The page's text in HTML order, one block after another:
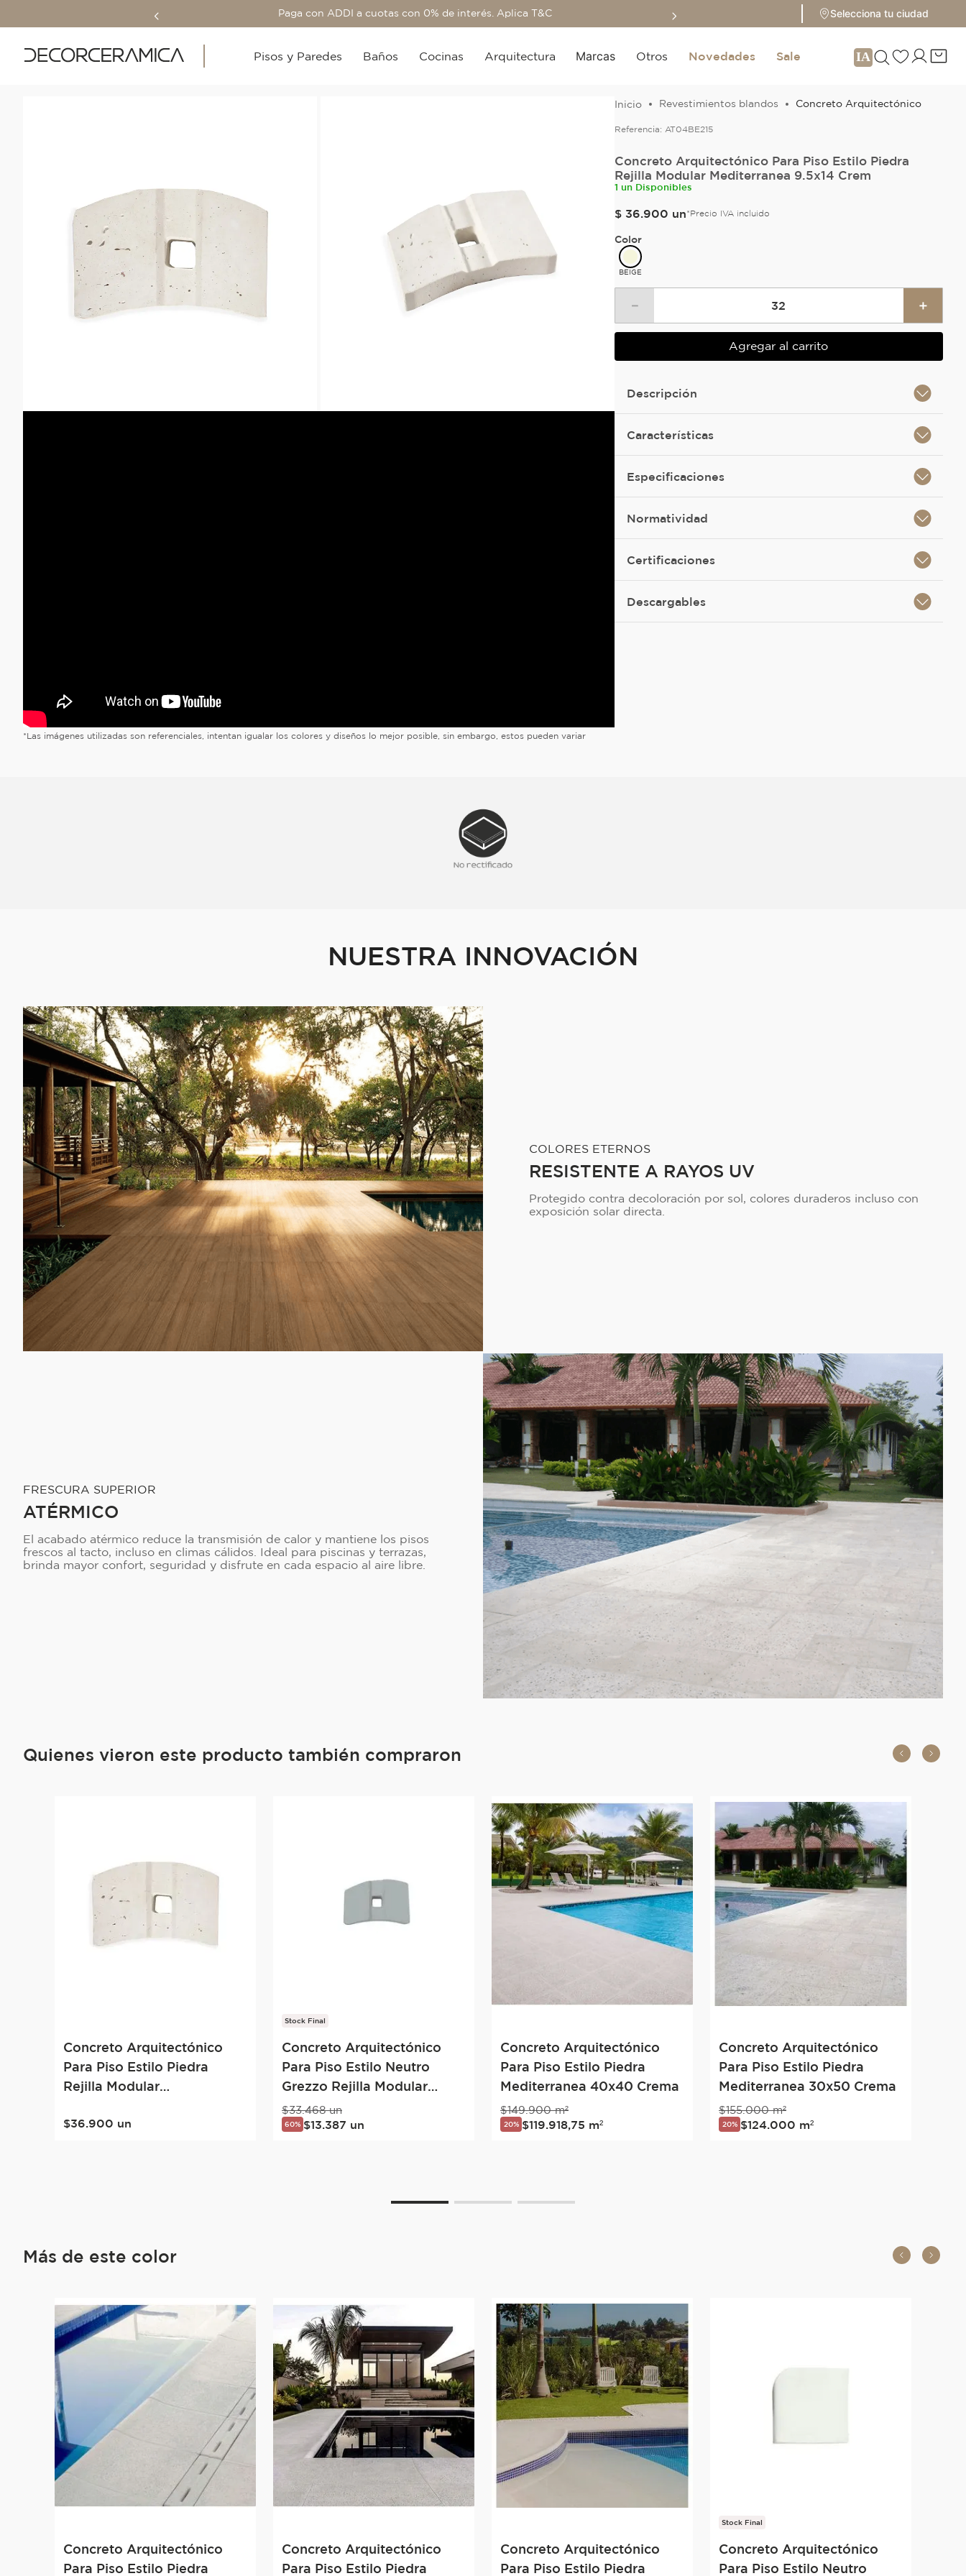
Paga con ADDI a cuotas con 0% de interés. Aplica T&C Sale hasta 70%
Selecciona tu ciudad
Pisos y Paredes Baños Cocinas Arquitectura Marcas Otros Novedades Sale
*Las imágenes utilizadas son referenciales, intentan igualar los colores y diseños lo mejor posible, sin embargo, estos pueden variar
Revestimientos blandos Concreto Arquitectónico
Referencia: AT04BE215
Concreto Arquitectónico Para Piso Estilo Piedra
Rejilla Modular Mediterranea 9.5x14 Crem
1 un Disponibles
$ 36.900 un*Precio IVA incluido
Color
BEIGE
＋
－
Agregar al carrito
Descripción
Características
Especificaciones
Normatividad
Certificaciones
Descargables
NUESTRA INNOVACIÓN
COLORES ETERNOS
RESISTENTE A RAYOS UV
Protegido contra decoloración por sol, colores duraderos incluso con
exposición solar directa.
FRESCURA SUPERIOR
ATÉRMICO
El acabado atérmico reduce la transmisión de calor y mantiene los pisos
frescos al tacto, incluso en climas cálidos. Ideal para piscinas y terrazas,
brinda mayor confort, seguridad y disfrute en cada espacio al aire libre.
Quienes vieron este producto también compraron
Concreto Arquitectónico
Para Piso Estilo Piedra
Rejilla Modular
$36.900 un
Stock Final
Concreto Arquitectónico
Para Piso Estilo Neutro
Grezzo Rejilla Modular
9.5x14 Gris
$33.468 un
60% $13 387 un
Concreto Arquitectónico
Para Piso Estilo Piedra
Mediterranea 40x40 Crema
$149.900 m²
20% $119 918 75 m²
Concreto Arquitectónico
Para Piso Estilo Piedra
Mediterranea 30x50 Crema
$155.000 m²
20% $124 000 m²
Más de este color
Concreto Arquitectónico
Para Piso Estilo Piedra
Concreto Arquitectónico
Para Piso Estilo Piedra
Concreto Arquitectónico
Para Piso Estilo Piedra
Stock Final
Concreto Arquitectónico
Para Piso Estilo Neutro